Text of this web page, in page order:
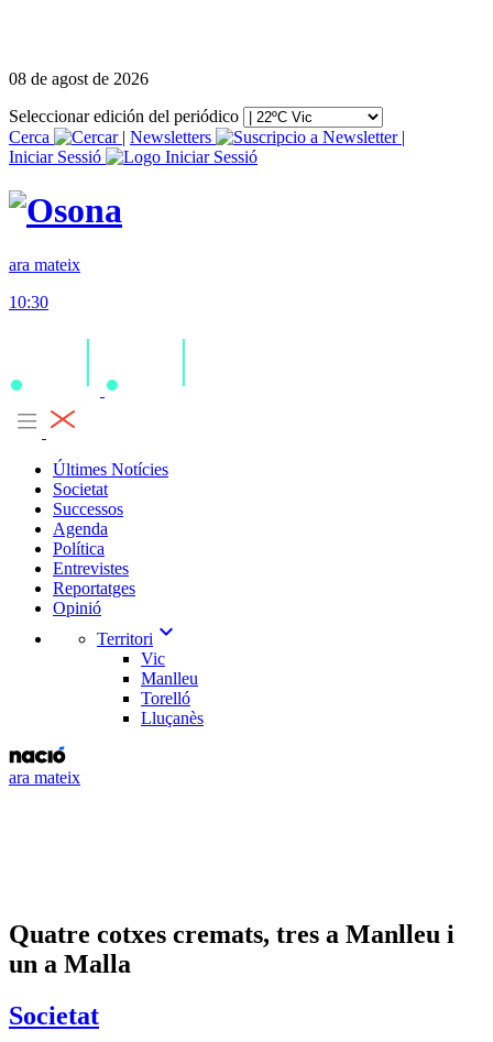
08 de agost de 2026
Seleccionar edición del periódico
Cerca
| Newsletters
|
Iniciar Sessió
ara mateix
10:30
Últimes Notícies
Societat
Successos
Agenda
Política
Entrevistes
Reportatges
Opinió
Territori expand_more
Vic
Manlleu
Torelló
Lluçanès
ara mateix
Quatre cotxes cremats, tres a Manlleu i
un a Malla
Societat